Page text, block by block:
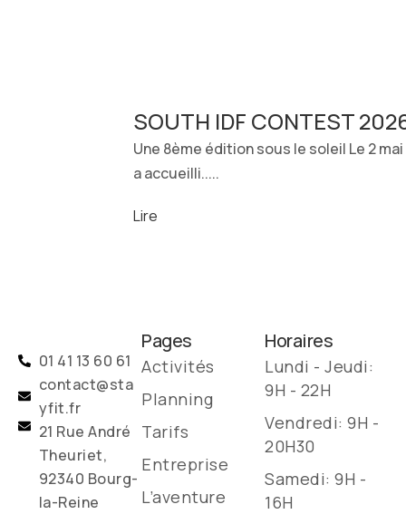
SOUTH IDF CONTEST
Une 8ème édition sous le soleil Le 2
a accueilli.....
Lire
01 41 13 60 61
contact@sta
yfit.fr
21 Rue André
Theuriet,
92340 Bourg-
la-Reine
Pages
Activités
Planning
Tarifs
Entreprise
L’aventure
Horaires
Lundi - Jeudi:
9H - 22H
Vendredi: 9H -
20H30
Samedi: 9H -
16H